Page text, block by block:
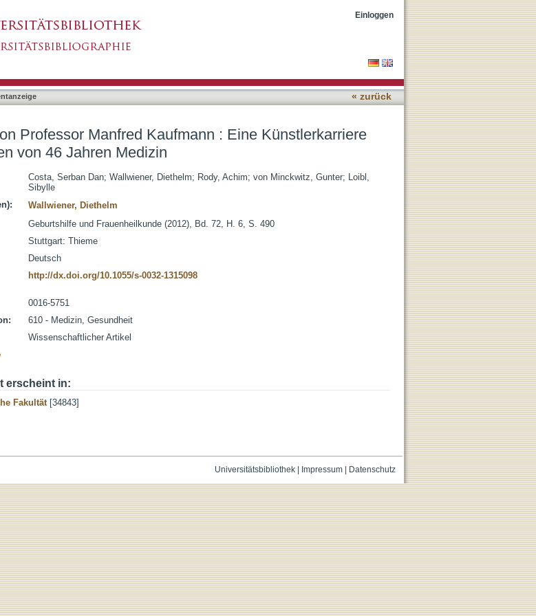
: Eine Künstlerkarriere unterbrochen von 46 Jahren
Einloggen
« zurück
Professor Manfred Kaufmann : Eine Künstlerkarriere
von 46 Jahren Medizin
Costa, Serban Dan; Wallwiener, Diethelm; Rody, Achim; von Minckwitz, Gunter; Loibl,
Sibylle
Wallwiener, Diethelm
Geburtshilfe und Frauenheilkunde (2012), Bd. 72, H. 6, S. 490
Stuttgart: Thieme
Deutsch
http://dx.doi.org/10.1055/s-0032-1315098
0016-5751
610 - Medizin, Gesundheit
Wissenschaftlicher Artikel
erscheint in:
Fakultät[34843]
Universitätsbibliothek| Impressum| Datenschutz